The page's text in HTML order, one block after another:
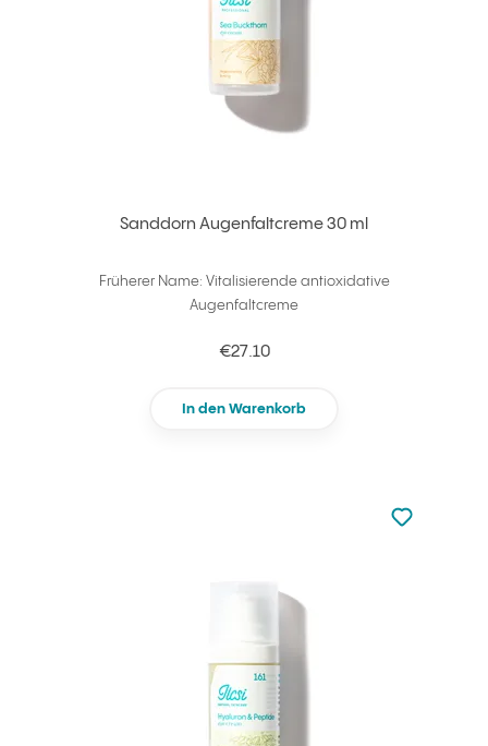
Sanddorn Augenfaltcreme 30 ml
Früherer Name: Vitalisierende antioxidative
Augenfaltcreme
€27.10
In den Warenkorb
zu den
zu Ihren